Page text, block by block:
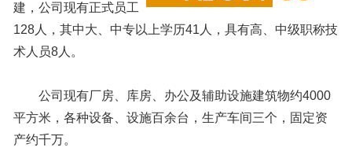
建，公司现有正式员工
128人，其中大、中专以上学历41人，具有高、中级职称技
术人员8人。
公司现有厂房、库房、办公及辅助设施建筑物约4000
平方米，各种设备、设施百余台，生产车间三个，固定资
产约千万。